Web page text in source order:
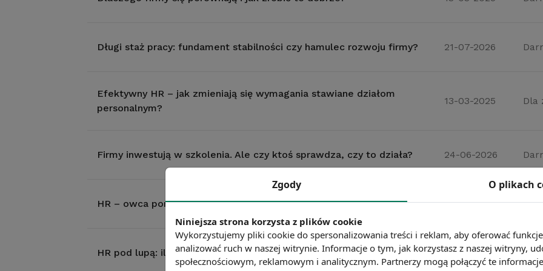
Długi staż pracy: fundament stabilności czy hamulec rozwoju firmy? 21-07-2026
Efektywny HR – jak zmieniają się wymagania stawiane działom
personalnym?
13-03-2025 Dla
Firmy inwestują w szkolenia. Ale czy ktoś sprawdza, czy to działa? 24-06-2026
HR – owca portret własny 13-03-2025
HR pod lupą: ile osób przypada na jednego pracownika HR? 08-07-2026
Zgody O plikach
Niniejsza strona korzysta z plików cookie
Wykorzystujemy pliki cookie do spersonalizowania treści i reklam, aby oferować funkcje
analizować ruch w naszej witrynie. Informacje o tym, jak korzystasz z naszej witryny,
społecznościowym, reklamowym i analitycznym. Partnerzy mogą połączyć te